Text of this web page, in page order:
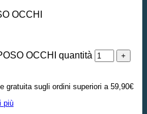
OCCHI
OCCHI quantità
gratuita sugli ordini superiori a 59,90€
più